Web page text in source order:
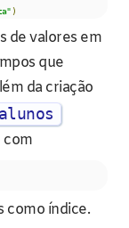
)
de valores em
que
da criação
alunos
com
como índice.